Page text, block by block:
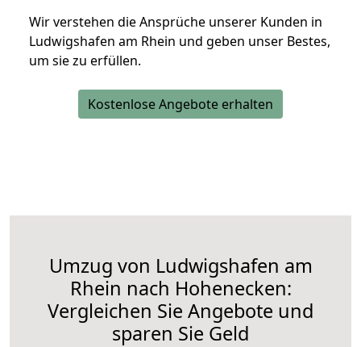
Wir verstehen die Ansprüche unserer Kunden in
Ludwigshafen am Rhein und geben unser Bestes,
um sie zu erfüllen.
Kostenlose Angebote erhalten
Umzug von Ludwigshafen am
Rhein nach Hohenecken:
Vergleichen Sie Angebote und
sparen Sie Geld